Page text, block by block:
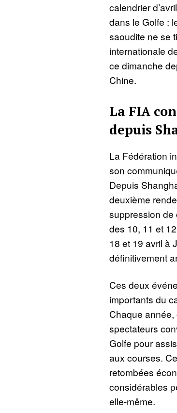
calendrier
dans le Golfe :
saoudite ne se
internationale
ce dimanche
Chine.
La FIA
depuis
La Fédération
son
Depuis
deuxième
suppression de
des 10, 11 et
18 et 19 avril à
définitivement
Ces deux
importants du
Chaque
spectateurs
Golfe pour
aux courses.
retombées
considérables
elle-même.